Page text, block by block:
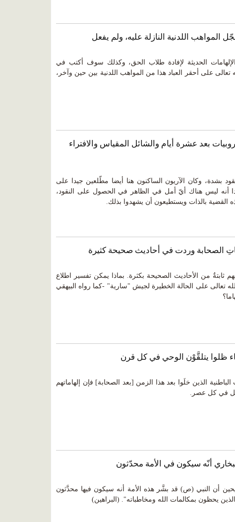
الحديثة لإفادة طلاب الحق، وكذلك سوف أكتب في
تعالى على أحقر العباد هذا من المواهب اللدنية بين حين وآخر،
462: نبوءة الروبيات بعد عشرة أيام والشائل المقياس والافتراء
بشدة، وكان الآريون الساكنون هنا أيضا مطّلعين جيدا على
أنه ليس هناك أيّ أمل في الظاهر في الحصول على النقود،
القضية بالذات ويستطيعون أن يشهدوا بذلك.
ثابتةٌ من الأحاديث الصحيحة بكثرة. بماذا يمكن تفسير اطلاع
تعالى على الحالة الخطيرة لجيش "سارية" -كما رواه البيهقي
الباطنية الذين خلَوا بعد هذا الزمن [بعد الصحابة] فإن إلهاماتهم
في كل عصر.
أن النبي (ص) قد بشَّر هذه الأمة أنه سيكون فيها محدَّثون
يحظون بمكالمات الله ومخاطباته". (البراهين)